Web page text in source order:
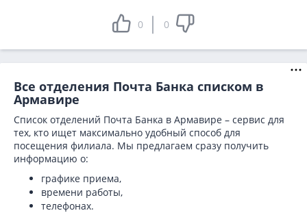
0 0
Все отделения Почта Банка списком в
Армавире
Список отделений Почта Банка в Армавире – сервис для
тех, кто ищет максимально удобный способ для
посещения филиала. Мы предлагаем сразу получить
информацию о:
графике приема,
времени работы,
телефонах.